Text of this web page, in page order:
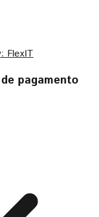
FlexIT
pagamento